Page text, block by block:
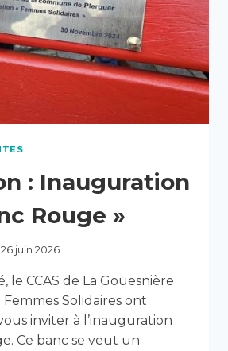
: Inauguration
Rouge »
26 juin 2026
le CCAS de La Gouesnière
Femmes Solidaires ont
inviter à l’inauguration
Ce banc se veut un